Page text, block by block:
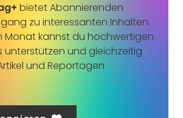
bietet Abonnierenden
zu interessanten Inhalten.
Monat kannst du hochwertigen
unterstützen und gleichzeitig
und Reportagen